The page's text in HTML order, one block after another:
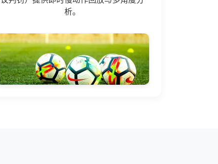
析。